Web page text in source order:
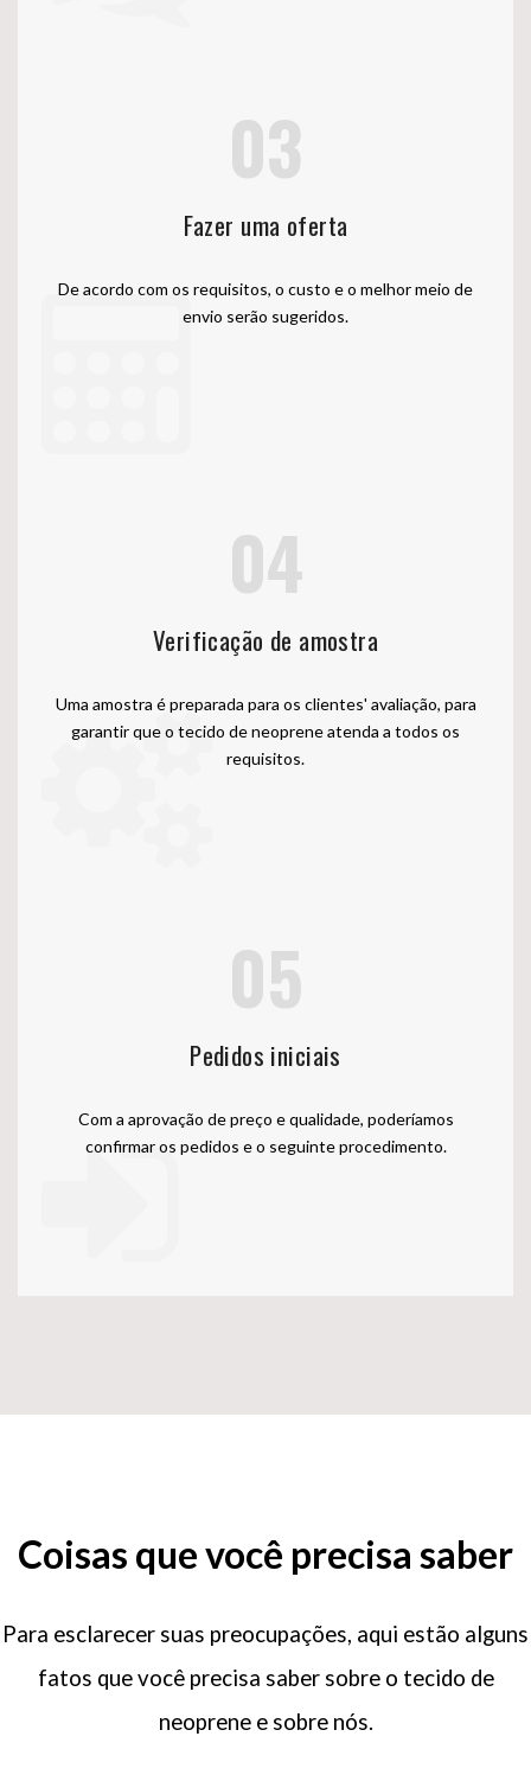
03
Fazer uma oferta
De acordo com os requisitos, o custo e o melhor meio de
envio serão sugeridos.
04
Verificação de amostra
Uma amostra é preparada para os clientes' avaliação, para
garantir que o tecido de neoprene atenda a todos os
requisitos.
05
Pedidos iniciais
Com a aprovação de preço e qualidade, poderíamos
confirmar os pedidos e o seguinte procedimento.
Coisas que você precisa saber
Para esclarecer suas preocupações, aqui estão alguns
fatos que você precisa saber sobre o tecido de
neoprene e sobre nós.